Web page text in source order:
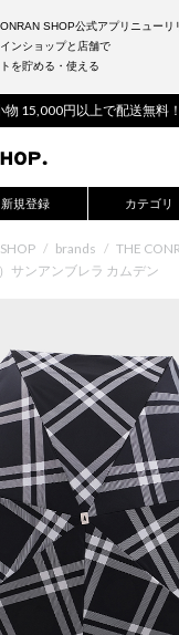
物 15,000円以上で配送無料！
新規登録 カテゴリ
/ brands / THE
サンアンブレラ カムデン
SHOP公式アプリニューリ
ンショップと店舗で
を貯める・使える